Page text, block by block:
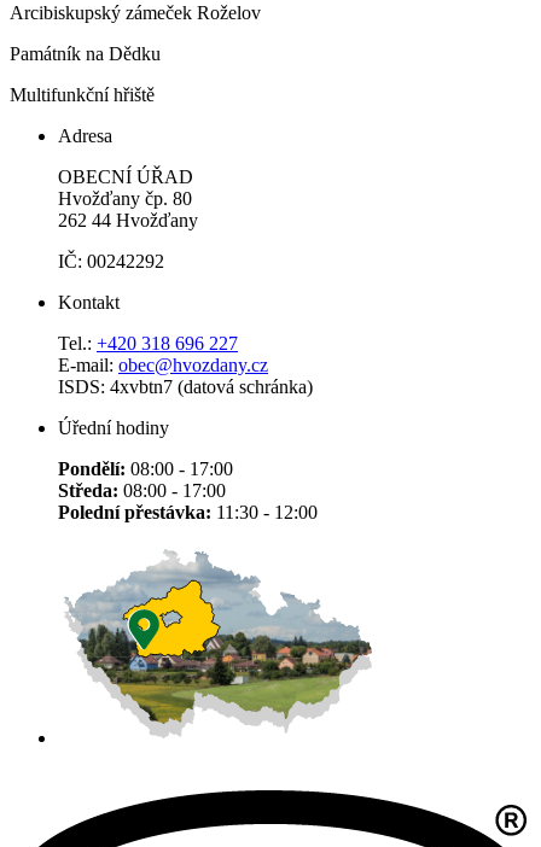
Arcibiskupský zámeček Roželov
Památník na Dědku
Multifunkční hřiště
Adresa
OBECNÍ ÚŘAD
Hvožďany čp. 80
262 44 Hvožďany
IČ: 00242292
Kontakt
Tel.: +420 318 696 227
E-mail: obec@hvozdany.cz
ISDS: 4xvbtn7 (datová schránka)
Úřední hodiny
Pondělí: 08:00 - 17:00
Středa: 08:00 - 17:00
Polední přestávka: 11:30 - 12:00